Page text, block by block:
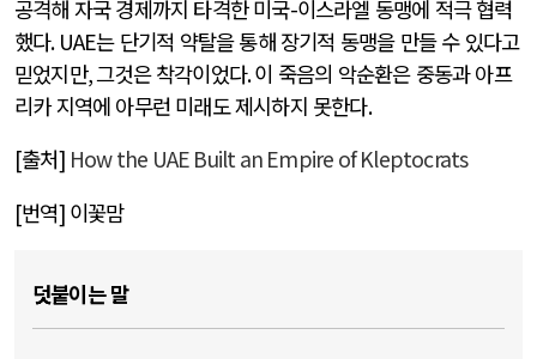
공격해 자국 경제까지 타격한 미국-이스라엘 동맹에 적극 협력
했다. UAE는 단기적 약탈을 통해 장기적 동맹을 만들 수 있다고
믿었지만,그것은 착각이었다.이 죽음의 악순환은 중동과 아프
리카 지역에 아무런 미래도 제시하지 못한다.
[출처] How the UAE Built an Empire of Kleptocrats
[번역] 이꽃맘
덧붙이는 말